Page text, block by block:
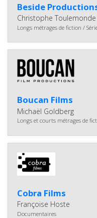
Beside
Christophe Toulemonde
Longs métrages de fiction /
Boucan Films
Michaël Goldberg
Longs et courts métrages de
Cobra Films
Françoise Hoste
Documentaires